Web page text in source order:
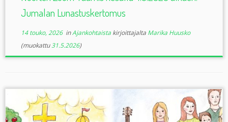
Jumalan Lunastuskertomus
14 touko, 2026inAjankohtaista kirjoittajalta Marika Huusko
(muokattu31.5.2026)